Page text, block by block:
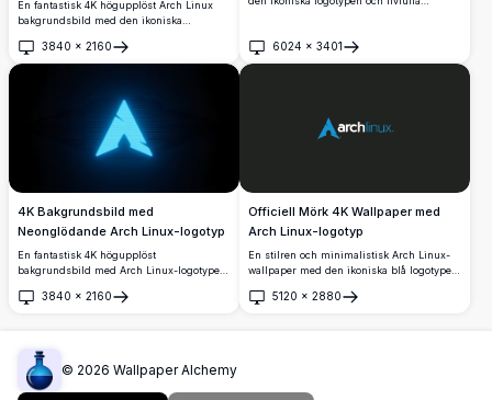
En fantastisk 4K högupplöst Arch Linux
bakgrundsbild med den ikoniska
mot en djupt svart bakgrund, perfekt för
mörkt temade skrivbord och Linux-
3840 × 2160
Öppna
färgglada cirklar och former, perfekt för
skrivbords- och mobilbakgrunder.
6024 × 3401
Öppna
4K Bakgrundsbild med
Neonglödande Arch Linux-logotyp
En fantastisk 4K högupplöst
bakgrundsbild med Arch Linux-logotypen
djupt mörk bakgrund. Perfekt för
3840 × 2160
Öppna
Officiell Mörk 4K Wallpaper med
Arch Linux-logotyp
En stilren och minimalistisk Arch Linux-
wallpaper med den ikoniska blå logotypen
utvecklare och Linux-entusiaster som
5120 × 2880
Öppna
© 2026 Wallpaper Alchemy